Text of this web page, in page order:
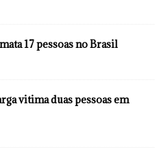
17 pessoas no Brasil
vitima duas pessoas em